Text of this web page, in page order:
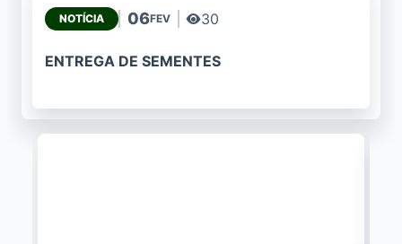
NOTÍCIA 06FEV 30
ENTREGA DE SEMENTES